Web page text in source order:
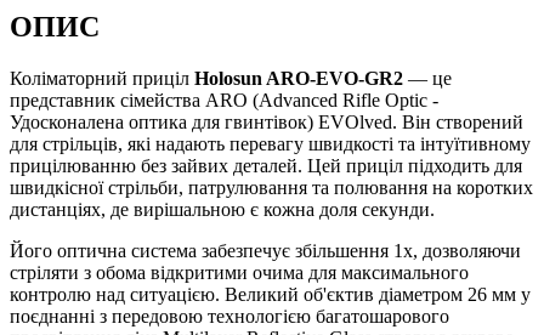
ОПИС
Коліматорний приціл Holosun ARO-EVO-GR2 — це
представник сімейства ARO (Advanced Rifle Optic -
Удосконалена оптика для гвинтівок) EVOlved. Він створений
для стрільців, які надають перевагу швидкості та інтуїтивному
прицілюванню без зайвих деталей. Цей приціл підходить для
швидкісної стрільби, патрулювання та полювання на коротких
дистанціях, де вирішальною є кожна доля секунди.
Його оптична система забезпечує збільшення 1x, дозволяючи
стріляти з обома відкритими очима для максимального
контролю над ситуацією. Великий об'єктив діаметром 26 мм у
поєднанні з передовою технологією багатошарового